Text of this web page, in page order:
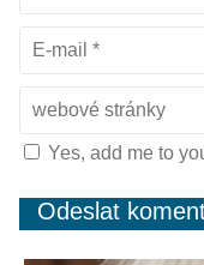
Yes, add me to